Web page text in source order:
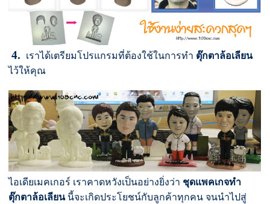
4. เราได้เตรียมโปรแกรมที่ต้องใช้ในการทำ ตุ๊กตาล้อเลียน
ไว้ให้คุณ
ไอเดียเมคเกอร์ เราคาดหวังเป็นอย่างยิ่งว่า ชุดแพคเกจทำ
ตุ๊กตาล้อเลียน นี้จะเกิดประโยชน์กับลูกค้าทุกคน จนนำไปสู่